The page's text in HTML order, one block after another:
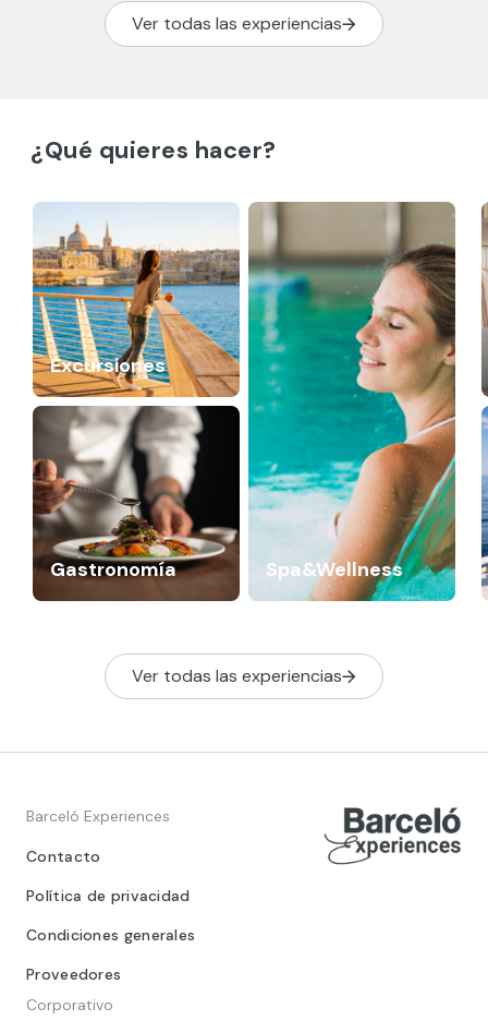
Ver todas las experiencias
¿Qué quieres hacer?
Excursiones
Spa&Wellness
Gastronomía
Ver todas las experiencias
Barceló Experiences
Contacto
Política de privacidad
Condiciones generales
Proveedores
Corporativo